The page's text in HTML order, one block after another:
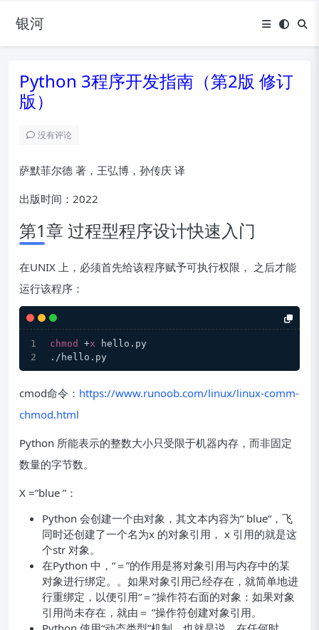
银河
Python 3程序开发指南（第2版 修订
版）
没有评论
萨默菲尔德 著，王弘博，孙传庆 译
出版时间：2022
第1章 过程型程序设计快速入门
在UNIX 上，必须首先给该程序赋予可执行权限， 之后才能
运行该程序：
chmod +x hello.py
./hello.py
cmod命令： https://www.runoob.com/linux/linux-comm-
chmod.html
Python 所能表示的整数大小只受限于机器内存，而非固定
数量的字节数。
X =”blue ”：
Python 会创建一个由对象，其文本内容为“ blue“，飞
同时还创建了一个名为x 的对象引用， x 引用的就是这
个str 对象。
在Python 中，“＝”的作用是将对象引用与内存中的某
对象进行绑定。。如果对象引用己经存在，就简单地进
行重绑定，以便引用“＝”操作符右面的对象：如果对象
引用尚未存在，就由＝ ”操作符创建对象引用。